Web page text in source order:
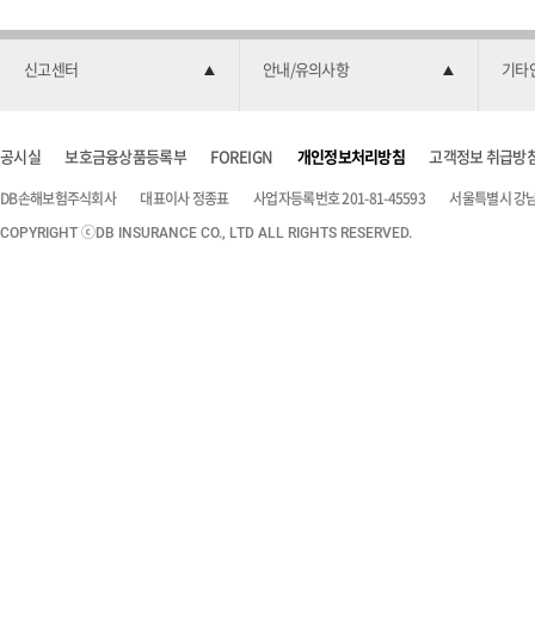
신고센터 안내/유의사항 기타
공시실 보호금융상품등록부 FOREIGN 개인정보처리방침 고객정보 취급방
DB손해보험주식회사 대표이사 정종표 사업자등록번호 201-81-45593 서울특별시 강
COPYRIGHT ⓒDB INSURANCE CO., LTD ALL RIGHTS RESERVED.